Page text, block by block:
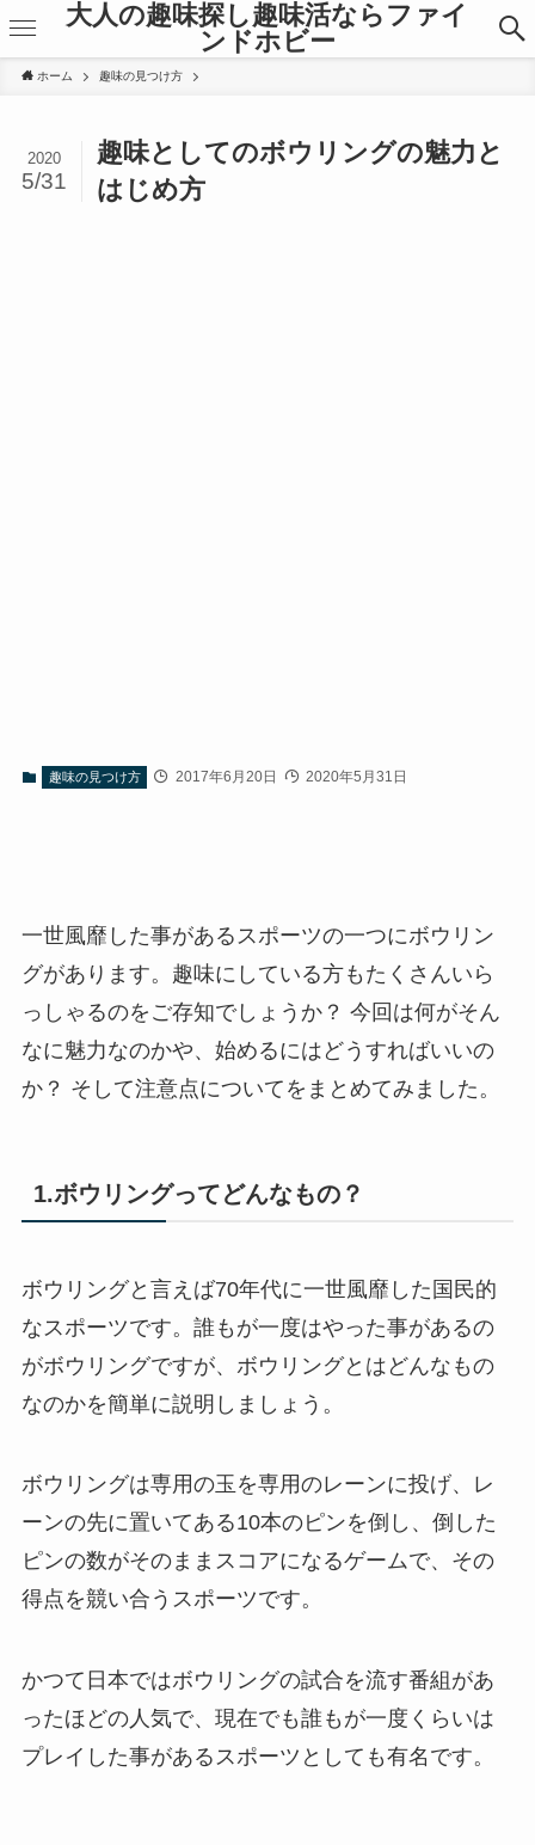
大人の趣味探し趣味活ならファイ
ンドホビー
ホーム 趣味の見つけ方
趣味としてのボウリングの魅力と
はじめ方
2020
5/31
趣味の見つけ方 2017年6月20日 2020年5月31日
一世風靡した事があるスポーツの一つにボウリン
グがあります。趣味にしている方もたくさんいら
っしゃるのをご存知でしょうか？ 今回は何がそん
なに魅力なのかや、始めるにはどうすればいいの
か？ そして注意点についてをまとめてみました。
1.ボウリングってどんなもの？
ボウリングと言えば70年代に一世風靡した国民的
なスポーツです。誰もが一度はやった事があるの
がボウリングですが、ボウリングとはどんなもの
なのかを簡単に説明しましょう。
ボウリングは専用の玉を専用のレーンに投げ、レ
ーンの先に置いてある10本のピンを倒し、倒した
ピンの数がそのままスコアになるゲームで、その
得点を競い合うスポーツです。
かつて日本ではボウリングの試合を流す番組があ
ったほどの人気で、現在でも誰もが一度くらいは
プレイした事があるスポーツとしても有名です。